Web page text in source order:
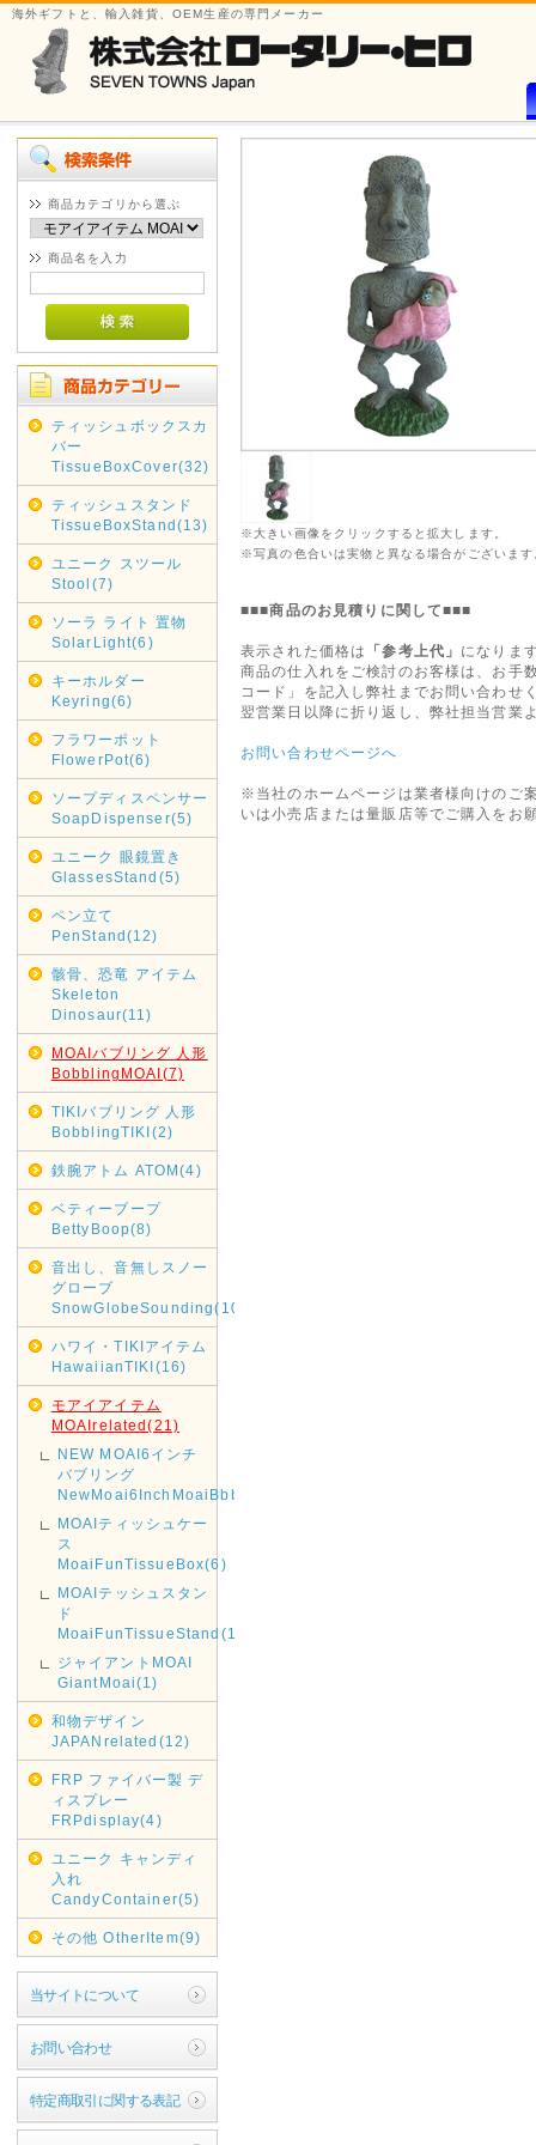
海外ギフトと、輸入雑貨、OEM生産の専門メーカー
商品カテゴリから選ぶ
商品名を入力
ティッシュボックスカ
バー
TissueBoxCover(32)
ティッシュスタンド
TissueBoxStand(13)
ユニーク スツール
Stool(7)
ソーラ ライト 置物
SolarLight(6)
キーホルダー
Keyring(6)
フラワーポット
FlowerPot(6)
ソープディスペンサー
SoapDispenser(5)
ユニーク 眼鏡置き
GlassesStand(5)
ペン立て
PenStand(12)
骸骨、恐竜 アイテム
Skeleton
Dinosaur(11)
MOAIバブリング 人形
BobblingMOAI(7)
TIKIバブリング 人形
BobblingTIKI(2)
鉄腕アトム ATOM(4)
ベティーブープ
BettyBoop(8)
音出し、音無しスノー
グローブ
SnowGlobeSounding(10)
ハワイ・TIKIアイテム
HawaiianTIKI(16)
モアイアイテム
MOAIrelated(21)
NEW MOAI6インチ
バブリング
NewMoai6InchMoaiBbbling(1)
MOAIティッシュケー
ス
MoaiFunTissueBox(6)
MOAIテッシュスタン
ド
MoaiFunTissueStand(1)
ジャイアントMOAI
GiantMoai(1)
和物デザイン
JAPANrelated(12)
FRP ファイバー製 デ
ィスプレー
FRPdisplay(4)
ユニーク キャンディ
入れ
CandyContainer(5)
その他 OtherItem(9)
当サイトについて
お問い合わせ
特定商取引に関する表記
※大きい画像をクリックすると拡大します。
※写真の色合いは実物と異なる場合がございます
■■■商品のお見積りに関して■■■
表示された価格は 「参考上代」 になりま
商品の仕入れをご検討のお客様は、お手
コード」を記入し弊社までお問い合わせ
翌営業日以降に折り返し、弊社担当営業
お問い合わせページへ
※当社のホームページは業者様向けのご
いは小売店または量販店等でご購入をお